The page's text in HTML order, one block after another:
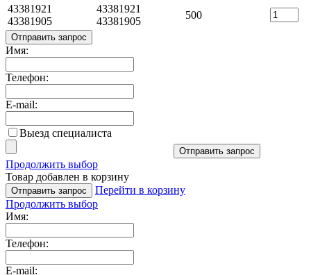
43381921
43381905
43381921
43381905
500
Отправить запрос
Имя:
Телефон:
E-mail:
Выезд специалиста
Отправить запрос
Продолжить выбор
Товар добавлен в корзину
Отправить запрос
Перейти в корзину
Продолжить выбор
Имя:
Телефон:
E-mail: